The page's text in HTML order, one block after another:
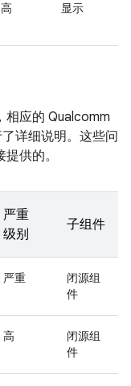
高 显示
相应的 Qualcomm
详细说明。这些问
供的。
严重
级别
子组件
严重
闭源组
件
高
闭源组
件